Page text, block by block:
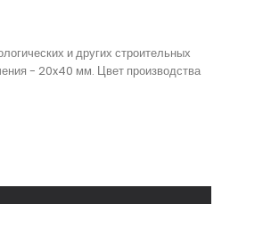
и других строительных
- 20x40 мм. Цвет производства